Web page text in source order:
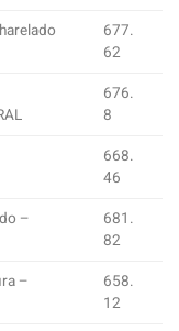
677.
62
676.
8
668.
46
–
681.
82
–
658.
12